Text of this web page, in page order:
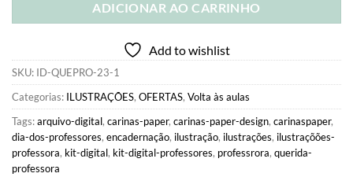
ADICIONAR AO CARRINHO
Add to wishlist
SKU: ID-QUEPRO-23-1
Categorias: ILUSTRAÇÕES, OFERTAS, Volta às aulas
Tags:arquivo-digital, carinas-paper, carinas-paper-design, carinaspaper,
dia-dos-professores, encadernação, ilustração, ilustrações, ilustraçõões-
professora, kit-digital, kit-digital-professores, professrora, querida-
professora